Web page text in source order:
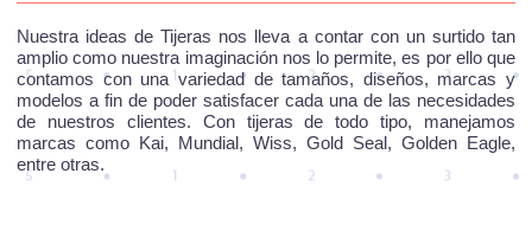
Nuestra ideas de Tijeras nos lleva a contar con un surtido tan
amplio como nuestra imaginación nos lo permite, es por ello que
contamos con una variedad de tamaños, diseños, marcas y
modelos a fin de poder satisfacer cada una de las necesidades
de nuestros clientes. Con tijeras de todo tipo, manejamos
marcas como Kai, Mundial, Wiss, Gold Seal, Golden Eagle,
entre otras.